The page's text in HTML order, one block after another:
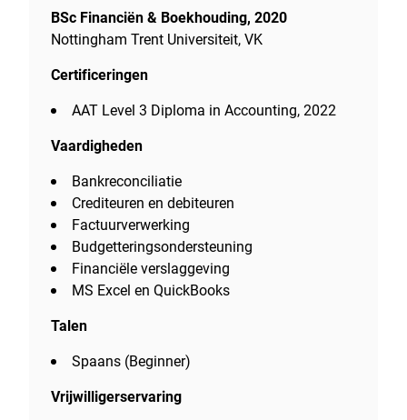
BSc Financiën & Boekhouding, 2020
Nottingham Trent Universiteit, VK
Certificeringen
AAT Level 3 Diploma in Accounting, 2022
Vaardigheden
Bankreconciliatie
Crediteuren en debiteuren
Factuurverwerking
Budgetteringsondersteuning
Financiële verslaggeving
MS Excel en QuickBooks
Talen
Spaans (Beginner)
Vrijwilligerservaring